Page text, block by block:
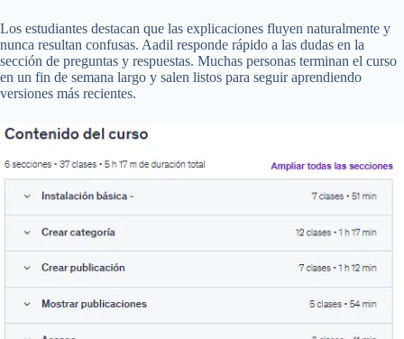
Los estudiantes destacan que las explicaciones fluyen naturalmente y
nunca resultan confusas. Aadil responde rápido a las dudas en la
sección de preguntas y respuestas. Muchas personas terminan el curso
en un fin de semana largo y salen listos para seguir aprendiendo
versiones más recientes.